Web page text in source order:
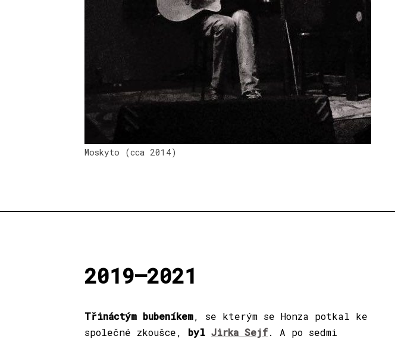
Moskyto (cca 2014)
2019—2021
Třináctým bubeníkem, se kterým se Honza potkal ke
společné zkoušce, byl Jirka Sejf. A po sedmi